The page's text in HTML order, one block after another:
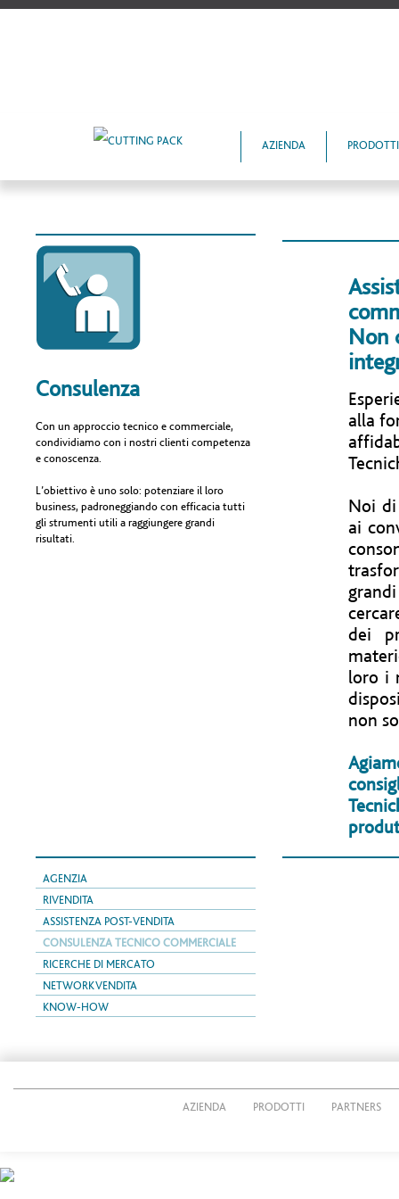
AZIENDA PRODOTTI
Consulenza
Con un approccio tecnico e commerciale,
condividiamo con i nostri clienti competenza
e conoscenza.
L’obiettivo è uno solo: potenziare il loro
business, padroneggiando con efficacia tutti
gli strumenti utili a raggiungere grandi
risultati.
Non
alla
Noi di
ai
dei
loro i
non
AGENZIA
RIVENDITA
ASSISTENZA POST-VENDITA
CONSULENZA TECNICO COMMERCIALE
RICERCHE DI MERCATO
NETWORK VENDITA
KNOW-HOW
AZIENDA PRODOTTI PARTNERS